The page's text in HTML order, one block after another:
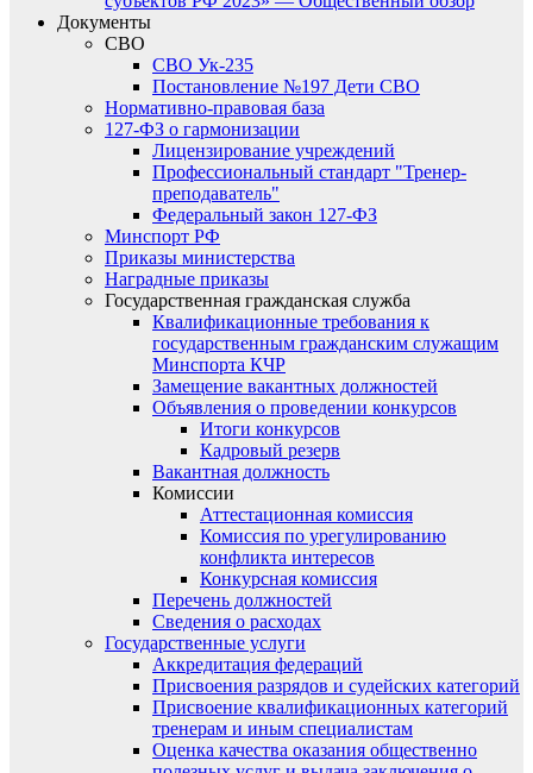
Документы
СВО
СВО Ук-235
Постановление №197 Дети СВО
Нормативно-правовая база
127-ФЗ о гармонизации
Лицензирование учреждений
Профессиональный стандарт "Тренер-
преподаватель"
Федеральный закон 127-ФЗ
Минспорт РФ
Приказы министерства
Наградные приказы
Государственная гражданская служба
Квалификационные требования к
государственным гражданским служащим
Минспорта КЧР
Замещение вакантных должностей
Объявления о проведении конкурсов
Итоги конкурсов
Кадровый резерв
Вакантная должность
Комиссии
Аттестационная комиссия
Комиссия по урегулированию
конфликта интересов
Конкурсная комиссия
Перечень должностей
Сведения о расходах
Государственные услуги
Аккредитация федераций
Присвоения разрядов и судейских категорий
Присвоение квалификационных категорий
тренерам и иным специалистам
Оценка качества оказания общественно